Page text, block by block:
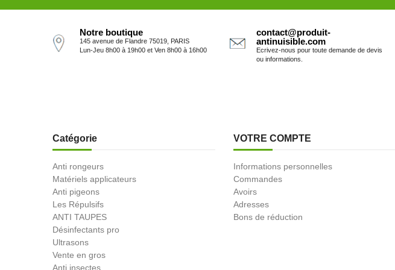
Notre boutique
145 avenue de Flandre 75019, PARIS
Lun-Jeu 8h00 à 19h00 et Ven 8h00 à 16h00
contact@produit-
antinuisible.com
Ecrivez-nous pour toute demande de devis
ou informations.
Catégorie
Anti rongeurs
Matériels applicateurs
Anti pigeons
Les Répulsifs
ANTI TAUPES
Désinfectants pro
Ultrasons
Vente en gros
Anti insectes
VOTRE COMPTE
Informations personnelles
Commandes
Avoirs
Adresses
Bons de réduction